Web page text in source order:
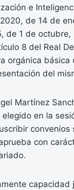
e
de 14 de
de 1 de
8 del Real
orgánica
del
Martínez
en la
con